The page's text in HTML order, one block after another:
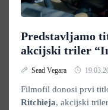
Predstavljamo
akcijski triler
Sead Vegara
Filmofil donosi prvi
Ritchieja, akcijski triler